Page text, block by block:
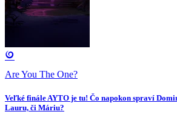
Are You The One?
Veľké finále AYTO je tu! Čo napokon spraví
Lauru, či Máriu?